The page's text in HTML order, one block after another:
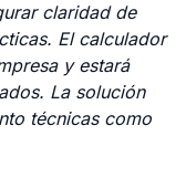
claridad de
El calculador
y estará
La solución
técnicas como